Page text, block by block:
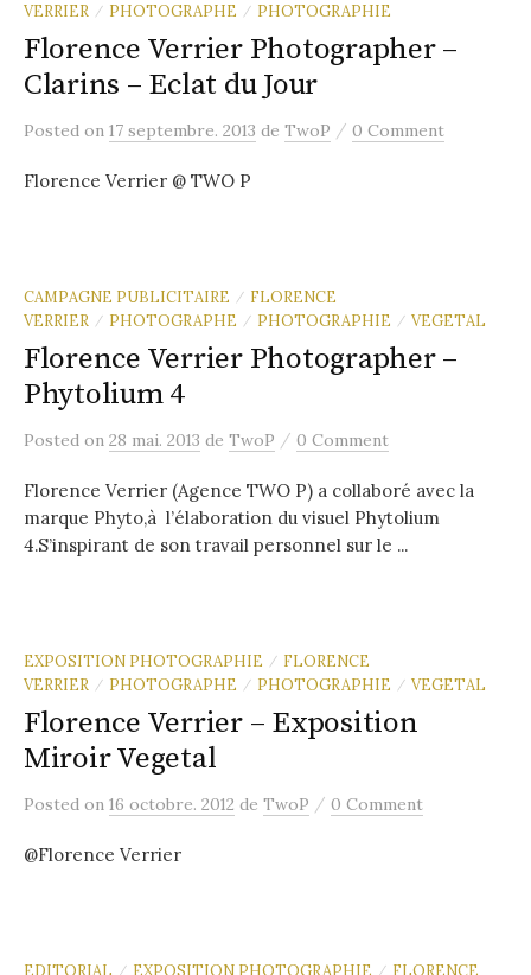
VERRIER
/ PHOTOGRAPHE / PHOTOGRAPHIE
Florence Verrier Photographer –
Clarins – Eclat du Jour
Posted on 17 septembre. 2013 de TwoP / 0 Comment
Florence Verrier @ TWO P
CAMPAGNE PUBLICITAIRE / FLORENCE
VERRIER
/ PHOTOGRAPHE / PHOTOGRAPHIE / VEGETAL
Florence Verrier Photographer –
Phytolium 4
Posted on 28 mai. 2013 de TwoP / 0 Comment
Florence Verrier (Agence TWO P) a collaboré avec la
marque Phyto,à l’élaboration du visuel Phytolium
4.S’inspirant de son travail personnel sur le ...
EXPOSITION PHOTOGRAPHIE / FLORENCE
VERRIER
/ PHOTOGRAPHE / PHOTOGRAPHIE / VEGETAL
Florence Verrier – Exposition
Miroir Vegetal
Posted on 16 octobre. 2012 de TwoP / 0 Comment
@Florence Verrier
EDITORIAL / EXPOSITION PHOTOGRAPHIE / FLORENCE